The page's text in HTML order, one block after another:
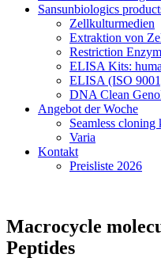
Sansunbiologics
Zellkulturmedien
Extraktion von
Restriction
ELISA Kits:
ELISA (ISO
DNA Clean
Angebot der Woche
Seamless
Varia
Kontakt
Preisliste 2026
Macrocycle
Peptides